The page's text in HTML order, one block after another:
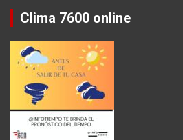
Clima 7600 online